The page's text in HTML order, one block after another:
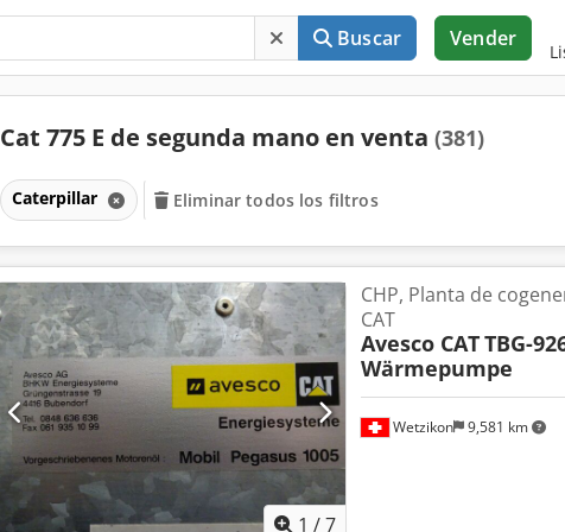
Buscar Vender
Cat 775 E de segunda mano en venta (381)
Caterpillar Eliminar todos los filtros
1 /7
Wetzikon 9,581 km
CHP, Planta de
CAT
Avesco CATTBG-
Wärmepumpe